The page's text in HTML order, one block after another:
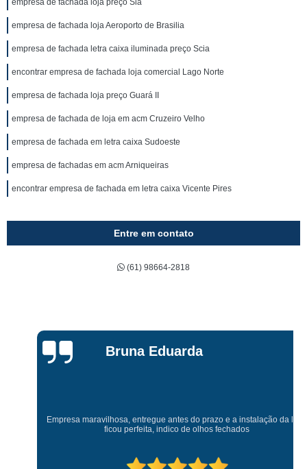
empresa de fachada loja preço Sia
empresa de fachada loja Aeroporto de Brasilia
empresa de fachada letra caixa iluminada preço Scia
encontrar empresa de fachada loja comercial Lago Norte
empresa de fachada loja preço Guará II
empresa de fachada de loja em acm Cruzeiro Velho
empresa de fachada em letra caixa Sudoeste
empresa de fachadas em acm Arniqueiras
encontrar empresa de fachada em letra caixa Vicente Pires
Entre em contato
(61) 98664-2818
Bruna Eduarda
Empresa maravilhosa, entregue antes do prazo e a instalação da lona
ficou perfeita, indico de olhos fechados